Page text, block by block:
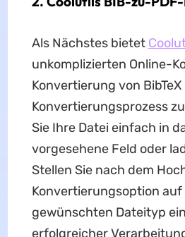
Als Nächstes bietet
unkomplizierten Online-
Konvertierung von BibTeX
Konvertierungsprozess
Sie Ihre Datei einfach in
vorgesehene Feld oder
Stellen Sie nach dem
Konvertierungsoption auf
gewünschten Dateityp
erfolgreicher